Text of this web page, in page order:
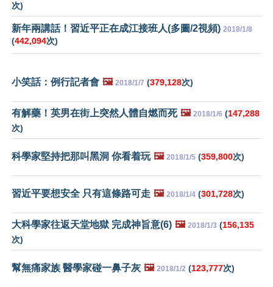
次)
新年兩講話！習近平正在成江接班人(多圖/2視頻) 2018/1/8
(442,094次)
小笑話：例行記者會 🖼️ 2018/1/7 (379,128次)
有解藥！英男在街上突然人體自燃而死 🖼️ 2018/1/6 (147,288
次)
科學家堅持把那叫黑洞 你看着玩 🖼️ 2018/1/5 (359,800次)
習近平要想安全 只有這條路可走 🖼️ 2018/1/4 (301,728次)
大科學家往返天堂地獄 完成神旨意(6) 🖼️ 2018/1/3 (156,135
次)
幫無痛家族 醫學家碰一鼻子灰 🖼️ 2018/1/2 (123,777次)